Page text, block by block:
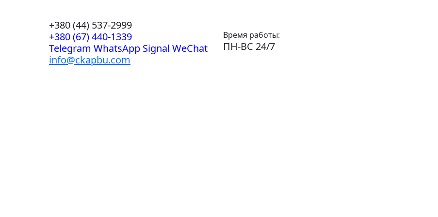
+380 (44) 537-2999
+380 (67) 440-1339
Telegram WhatsApp Signal WeChat
info@ckapbu.com
Время работы:
ПН-ВС 24/7